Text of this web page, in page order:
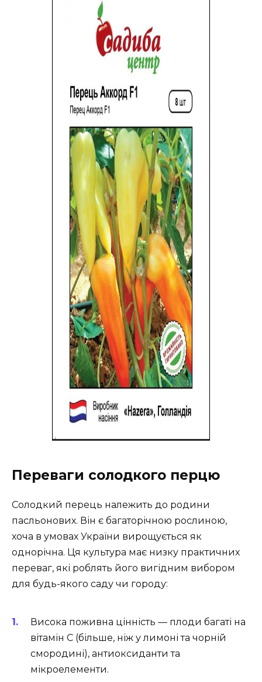
Переваги солодкого перцю
Солодкий перець належить до родини
пасльонових. Він є багаторічною рослиною,
хоча в умовах України вирощується як
однорічна. Ця культура має низку практичних
переваг, які роблять його вигідним вибором
для будь-якого саду чи городу:
Висока поживна цінність — плоди багаті на
вітамін C (більше, ніж у лимоні та чорній
смородині), антиоксиданти та
мікроелементи.